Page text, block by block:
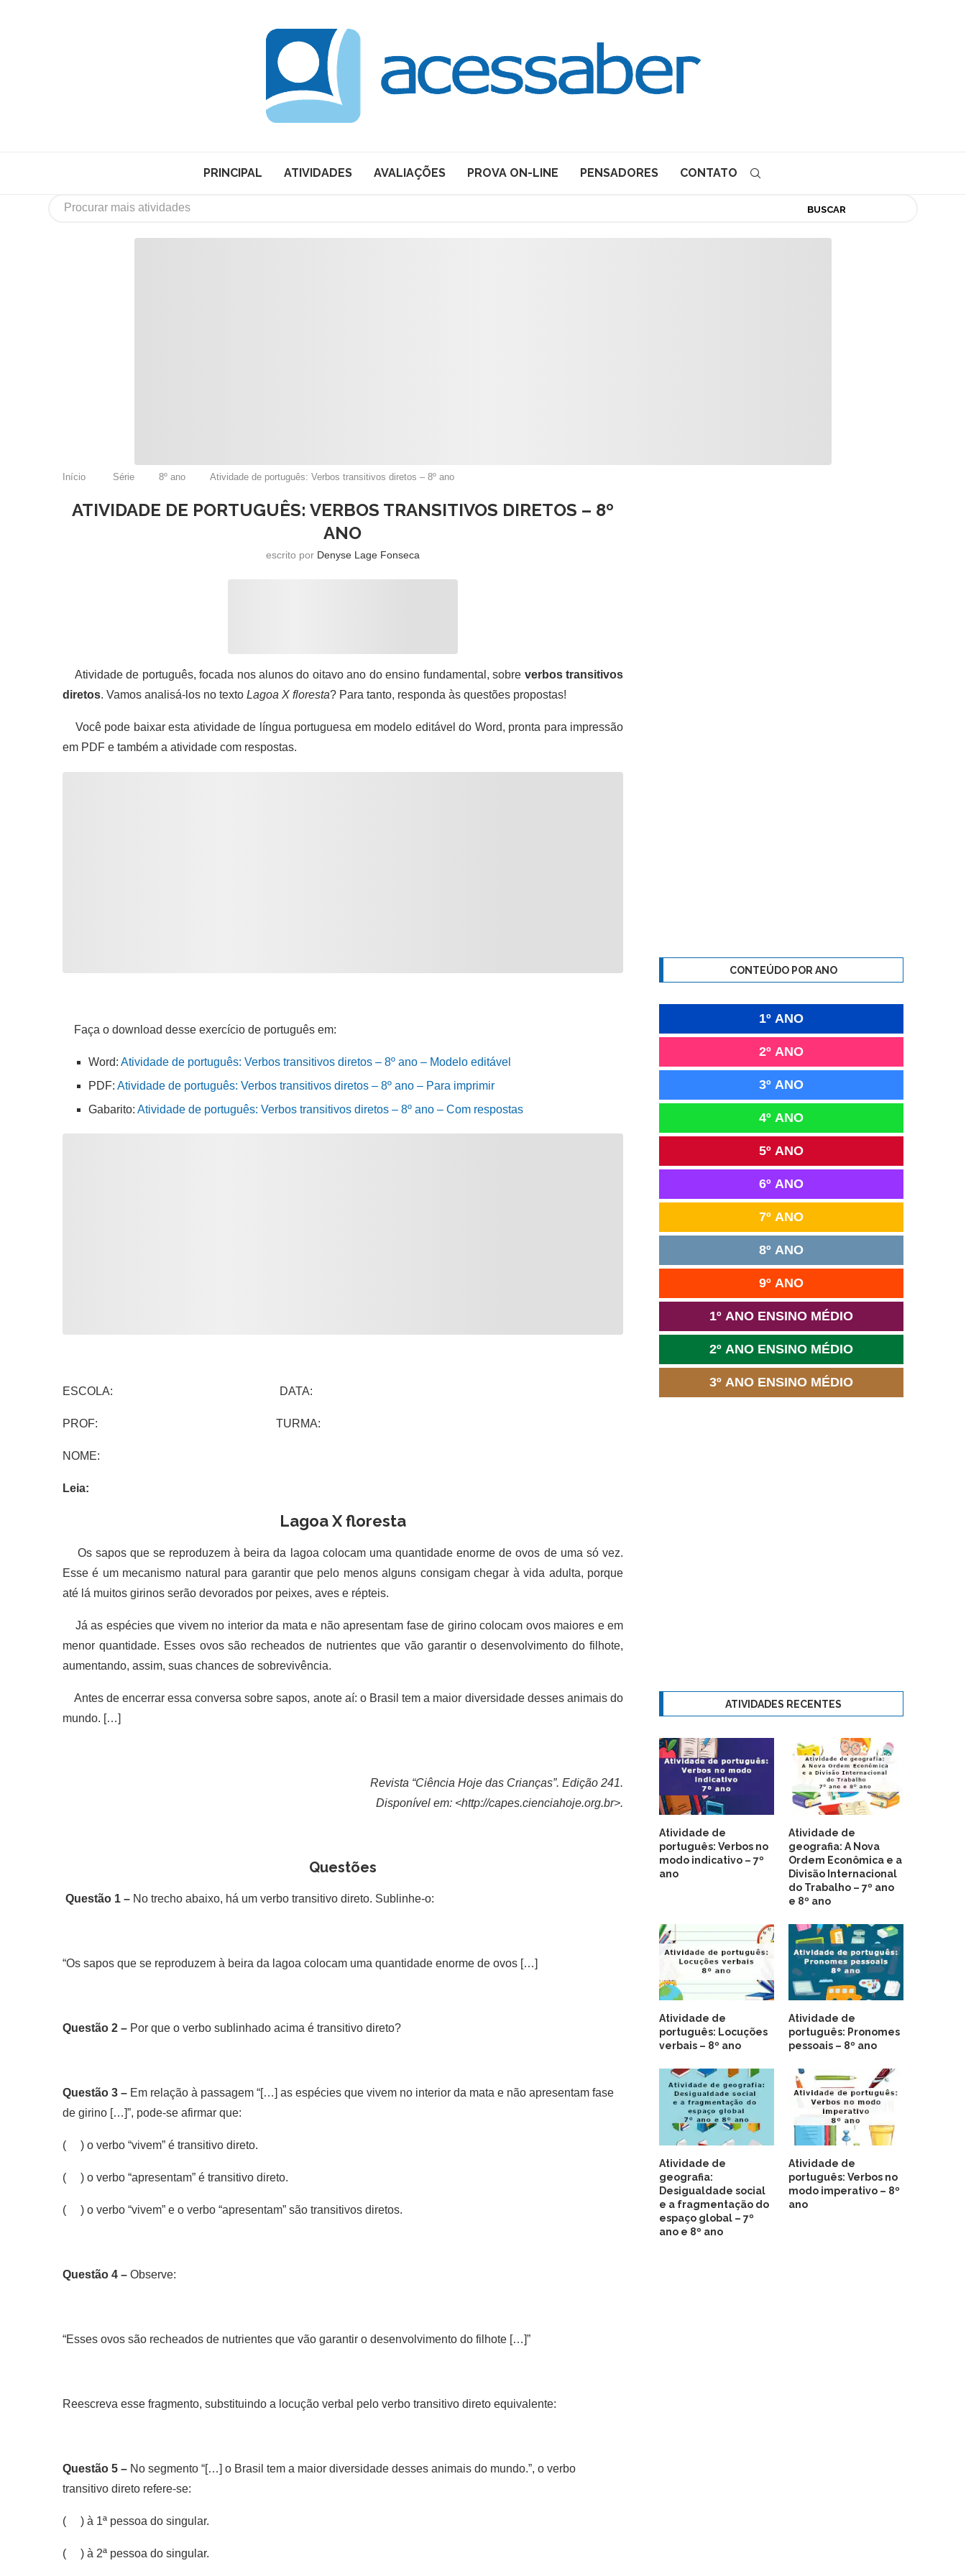
PRINCIPAL ATIVIDADES AVALIAÇÕES PROVA ON-LINE PENSADORES CONTATO
BUSCAR
Início Série 8º ano Atividade de português: Verbos transitivos diretos – 8º ano
ATIVIDADE DE PORTUGUÊS: VERBOS TRANSITIVOS DIRETOS – 8º
ANO
escrito por Denyse Lage Fonseca
Atividade de português, focada nos alunos do oitavo ano do ensino fundamental, sobre verbos transitivos
diretos. Vamos analisá-los no texto Lagoa X floresta? Para tanto, responda às questões propostas!
Você pode baixar esta atividade de língua portuguesa em modelo editável do Word, pronta para impressão
em PDF e também a atividade com respostas.
Faça o download desse exercício de português em:
Word: Atividade de português: Verbos transitivos diretos – 8º ano – Modelo editável
PDF: Atividade de português: Verbos transitivos diretos – 8º ano – Para imprimir
Gabarito: Atividade de português: Verbos transitivos diretos – 8º ano – Com respostas
ESCOLA: DATA:
PROF: TURMA:
NOME:
Leia:
Lagoa X floresta
Os sapos que se reproduzem à beira da lagoa colocam uma quantidade enorme de ovos de uma só vez.
Esse é um mecanismo natural para garantir que pelo menos alguns consigam chegar à vida adulta, porque
até lá muitos girinos serão devorados por peixes, aves e répteis.
Já as espécies que vivem no interior da mata e não apresentam fase de girino colocam ovos maiores e em
menor quantidade. Esses ovos são recheados de nutrientes que vão garantir o desenvolvimento do filhote,
aumentando, assim, suas chances de sobrevivência.
Antes de encerrar essa conversa sobre sapos, anote aí: o Brasil tem a maior diversidade desses animais do
mundo. […]
Revista “Ciência Hoje das Crianças”. Edição 241.
Disponível em: <http://capes.cienciahoje.org.br>.
Questões
Questão 1 – No trecho abaixo, há um verbo transitivo direto. Sublinhe-o:
“Os sapos que se reproduzem à beira da lagoa colocam uma quantidade enorme de ovos […]
Questão 2 – Por que o verbo sublinhado acima é transitivo direto?
Questão 3 – Em relação à passagem “[…] as espécies que vivem no interior da mata e não apresentam fase
de girino […]”, pode-se afirmar que:
( ) o verbo “vivem” é transitivo direto.
( ) o verbo “apresentam” é transitivo direto.
( ) o verbo “vivem” e o verbo “apresentam” são transitivos diretos.
Questão 4 – Observe:
“Esses ovos são recheados de nutrientes que vão garantir o desenvolvimento do filhote […]”
Reescreva esse fragmento, substituindo a locução verbal pelo verbo transitivo direto equivalente:
Questão 5 – No segmento “[…] o Brasil tem a maior diversidade desses animais do mundo.”, o verbo
transitivo direto refere-se:
( ) à 1ª pessoa do singular.
( ) à 2ª pessoa do singular.
CONTEÚDO POR ANO
1º ANO
2º ANO
3º ANO
4º ANO
5º ANO
6º ANO
7º ANO
8º ANO
9º ANO
1º ANO ENSINO MÉDIO
2º ANO ENSINO MÉDIO
3º ANO ENSINO MÉDIO
ATIVIDADES RECENTES
Atividade de
português: Verbos no
modo indicativo – 7º
ano
Atividade de
geografia: A Nova
Ordem Econômica e a
Divisão Internacional
do Trabalho – 7º ano
e 8º ano
Atividade de
português: Locuções
verbais – 8º ano
Atividade de
português: Pronomes
pessoais – 8º ano
Atividade de
geografia:
Desigualdade social
e a fragmentação do
espaço global – 7º
ano e 8º ano
Atividade de
português: Verbos no
modo imperativo – 8º
ano